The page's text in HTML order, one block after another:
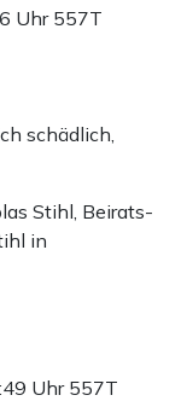
Uhr 557T
schädlich,
Stihl, Beirats-
in
Uhr 557T